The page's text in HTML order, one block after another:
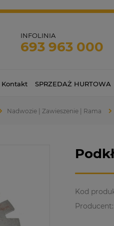
INFOLINIA
693 963 000
Kontakt SPRZEDAŻ HURTOWA
Nadwozie | Zawieszenie | Rama
Kod
Producent: